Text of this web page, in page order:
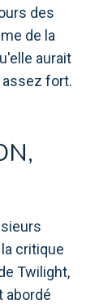
des
de la
aurait
assez fort.
critique
Twilight,
abordé